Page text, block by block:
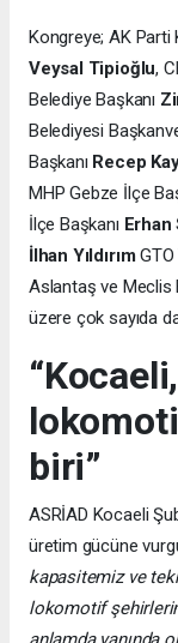
Kongreye; AK Parti
Veysal Tipioğlu,
Belediye Başkanı
Belediyesi
Başkanı Recep
MHP Gebze İlçe
İlçe Başkanı Erhan
İlhan Yıldırım
Aslantaş ve Meclis
üzere çok sayıda
biri”
ASRİAD Kocaeli
üretim gücüne
kapasitemiz ve
lokomotif